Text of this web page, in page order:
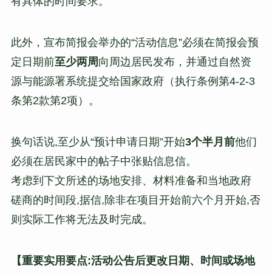
此外，宣布简报会举办的“活动信息”必须在简报会预
定日期前至少两周 向周边居民发布，并通过自然资
源与能源署系统提交给国家政府（执行条例第4-2-3
条第2款第2项）。
换句话说,至少从“预计申请日期”开始3个半月前他们
必须在居民家中的帖子中张贴信息信。
考虑到下文所述的场地安排、材料准备和当地政府
磋商的时间段,据信,除非在项目开始前六个月开始,否
则实际工作将无法及时完成。
【重要实用要点:活动公告后更改日期、时间或场地